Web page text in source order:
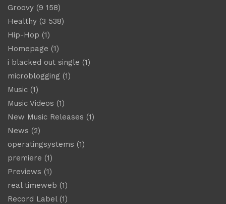
Groovy (9 158)
Healthy (3 538)
Hip-Hop (1)
Homepage (1)
i blacked out single (1)
microblogging (1)
Music (1)
Music Videos (1)
New Music Releases (1)
News (2)
operatingsystems (1)
premiere (1)
Previews (1)
real timeweb (1)
Record Label(1)